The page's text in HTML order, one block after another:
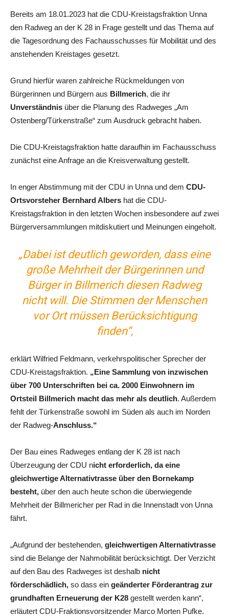
Bereits am 18.01.2023 hat die CDU-Kreistagsfraktion Unna
den Radweg an der K 28 in Frage gestellt und das Thema auf
die Tagesordnung des Fachausschusses für Mobilität und des
anstehenden Kreistages gesetzt.
Grund hierfür waren zahlreiche Rückmeldungen von
Bürgerinnen und Bürgern aus Billmerich, die ihr
Unverständnis über die Planung des Radweges „Am
Ostenberg/Türkenstraße“ zum Ausdruck gebracht haben.
Die CDU-Kreistagsfraktion hatte daraufhin im Fachausschuss
zunächst eine Anfrage an die Kreisverwaltung gestellt.
In enger Abstimmung mit der CDU in Unna und dem CDU-
Ortsvorsteher Bernhard Albers hat die CDU-
Kreistagsfraktion in den letzten Wochen insbesondere auf zwei
Bürgerversammlungen mitdiskutiert und Meinungen eingeholt.
„Dabei ist deutlich geworden, dass eine
große Mehrheit der Bürgerinnen und
Bürger in Billmerich diesen Radweg
nicht will. Die Stimmen der Menschen
vor Ort müssen Berücksichtigung
finden“,
erklärt Wilfried Feldmann, verkehrspolitischer Sprecher der
CDU-Kreistagsfraktion. „Eine Sammlung von inzwischen
über 700 Unterschriften bei ca. 2000 Einwohnern im
Ortsteil Billmerich macht das mehr als deutlich. Außerdem
fehlt der Türkenstraße sowohl im Süden als auch im Norden
der Radweg-Anschluss.“
Der Bau eines Radweges entlang der K 28 ist nach
Überzeugung der CDU nicht erforderlich, da eine
gleichwertige Alternativtrasse über den Bornekamp
besteht, über den auch heute schon die überwiegende
Mehrheit der Billmericher per Rad in die Innenstadt von Unna
fährt.
„Aufgrund der bestehenden, gleichwertigen Alternativtrasse
sind die Belange der Nahmobilität berücksichtigt. Der Verzicht
auf den Bau des Radweges ist deshalb nicht
förderschädlich, so dass ein geänderter Förderantrag zur
grundhaften Erneuerung der K28 gestellt werden kann“,
erläutert CDU-Fraktionsvorsitzender Marco Morten Pufke.